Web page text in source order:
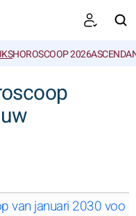
HOROSCOOP 2026
van januari 2030 voor